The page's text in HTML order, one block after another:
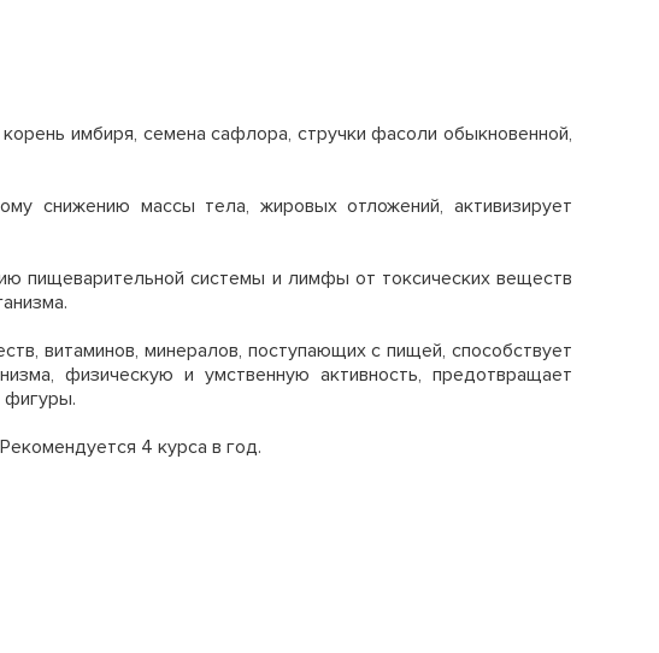
имбиря, семена сафлора, стручки фасоли обыкновенной,
снижению массы тела, жировых отложений, активизирует
пищеварительной системы и лимфы от токсических веществ
витаминов, минералов, поступающих с пищей, способствует
физическую и умственную активность, предотвращает
фигуры.
4 курса в год.